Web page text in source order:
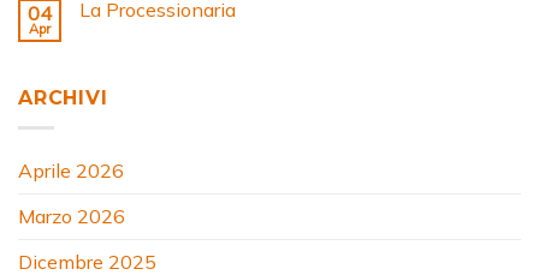
04
Apr
La Processionaria
ARCHIVI
Aprile 2026
Marzo 2026
Dicembre 2025